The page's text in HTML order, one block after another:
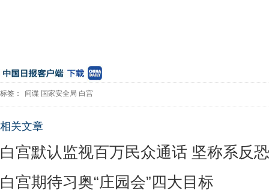
标签： 间谍 国家安全局 白宫
相关文章
白宫默认监视百万民众通话 坚称系反
白宫期待习奥“庄园会”四大目标